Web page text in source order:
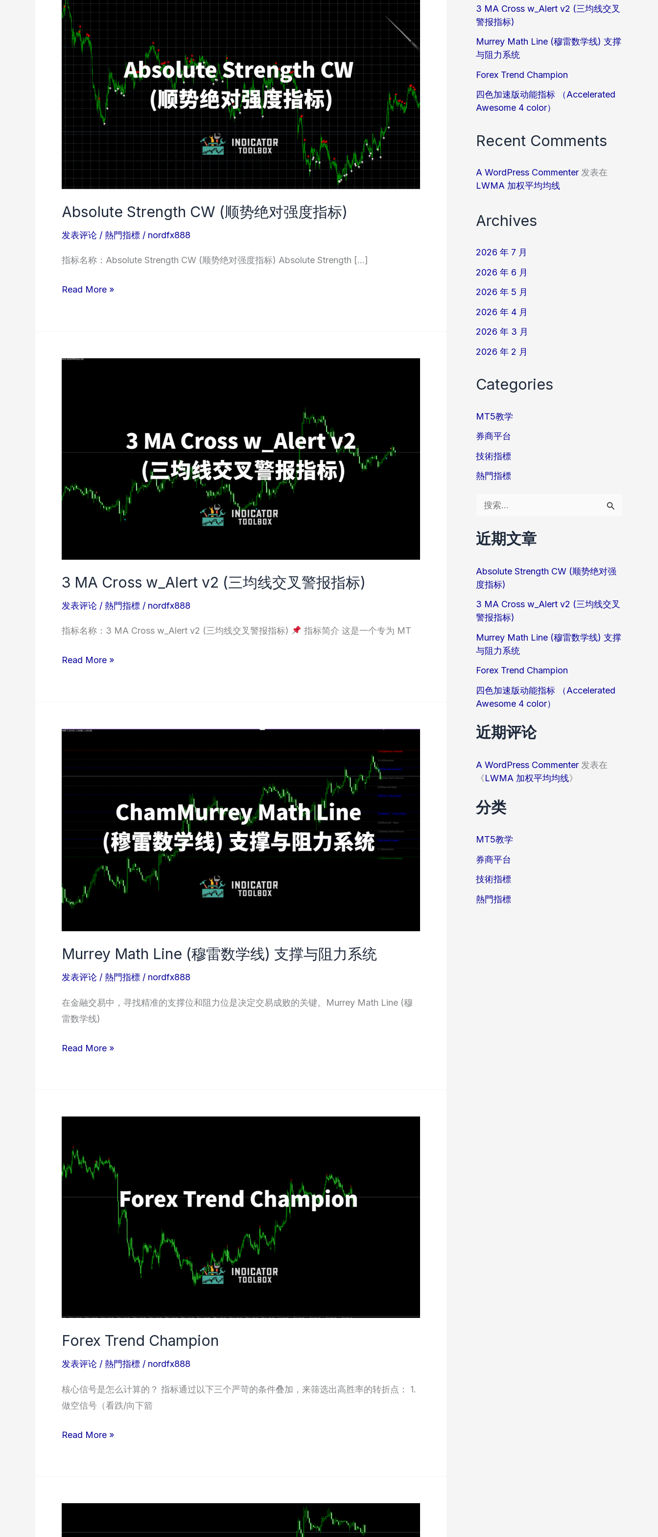
Absolute Strength CW (顺势绝对强度指标)
发表评论 / 熱門指標 / nordfx888
指标名称：Absolute Strength CW (顺势绝对强度指标) Absolute Strength […]
Absolute
标)
Read More »
3 MA Cross w_Alert v2 (三均线交叉警报指标)
发表评论 / 熱門指標 / nordfx888
指标名称：3 MA Cross w_Alert v2 (三均线交叉警报指标) 指标简介 这是一个专为 MT
3
报
Read More »
Murrey Math Line (穆雷数学线) 支撑与阻力系统
发表评论 / 熱門指標 / nordfx888
在金融交易中，寻找精准的支撑位和阻力位是决定交易成败的关键。Murrey Math Line (穆
雷数学线)
Murrey
线)
支
Read More »
Forex Trend Champion
发表评论 / 熱門指標 / nordfx888
核心信号是怎么计算的？ 指标通过以下三个严苛的条件叠加，来筛选出高胜率的转折点： 1.
做空信号（看跌/向下箭
Forex
Read More »
3 MA Cross w_Alert v2 (三均线交叉
警报指标)
Murrey Math Line (穆雷数学线) 支撑
与阻力系统
Forex Trend Champion
四色加速版动能指标 （Accelerated
Awesome 4 color）
Recent Comments
A WordPress Commenter 发表在
LWMA 加权平均均线
Archives
2026 年 7 月
2026 年 6 月
2026 年 5 月
2026 年 4 月
2026 年 3 月
2026 年 2 月
Categories
MT5教学
券商平台
技術指標
熱門指標
搜
：
近期文章
Absolute Strength CW (顺势绝对强
度指标)
3 MA Cross w_Alert v2 (三均线交叉
警报指标)
Murrey Math Line (穆雷数学线) 支撑
与阻力系统
Forex Trend Champion
四色加速版动能指标 （Accelerated
Awesome 4 color）
近期评论
A WordPress Commenter 发表在
《LWMA 加权平均均线》
分类
MT5教学
券商平台
技術指標
熱門指標